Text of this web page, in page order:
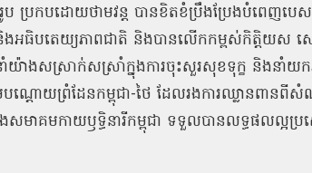
ប្រកបដោយថាមវន្ត បានខិតខំប្រឹងប្រែងបំពេញបេស
អធិបតេយ្យភាពជាតិ និងបានលើកកម្ពស់កិត្តិយស សេច
ាំយ៉ាងសស្រាក់សស្រាំក្នុងការចុះសួរសុខទុក្ខ និង
ណ្ដោយព្រំដែនកម្ពុជា-ថៃ ដែលរងការឈ្លានពាន
សមាគមកាយឫទ្ធិនារីកម្ពុជា ទទួលបានលទ្ធផលល្អ